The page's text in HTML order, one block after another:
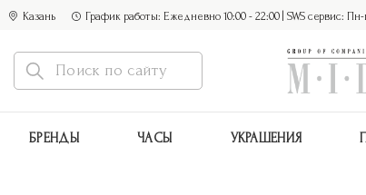
Казань График работы: Ежедневно 10:00 - 22:00 | SWS сервис: Пн-
БРЕНДЫ ЧАСЫ УКРАШЕНИЯ